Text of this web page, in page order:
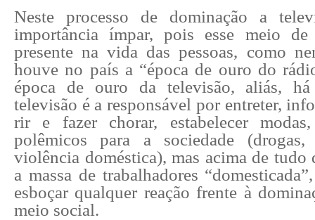
Neste processo de dominação a
importância ímpar, pois esse meio de
presente na vida das pessoas, como
houve no país a “época de ouro do
época de ouro da televisão, aliás,
televisão é a responsável por entreter,
rir e fazer chorar, estabelecer
polêmicos para a sociedade (drogas,
violência doméstica), mas acima de tudo
a massa de trabalhadores
esboçar qualquer reação frente à
meio social.